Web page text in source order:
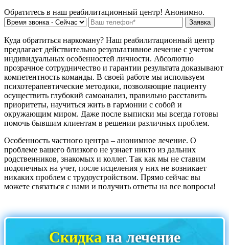
Обратитесь в наш реабилитационный центр! Анонимно.
Куда обратиться наркоману? Наш реабилитационный центр
предлагает действительно результативное лечение с учетом
индивидуальных особенностей личности. Абсолютно
прозрачное сотрудничество и гарантии результата доказывают
компетентность команды. В своей работе мы используем
психотерапевтические методики, позволяющие пациенту
осуществить глубокий самоанализ, правильно расставить
приоритеты, научиться жить в гармонии с собой и
окружающим миром. Даже после выписки мы всегда готовы
помочь бывшим клиентам в решении различных проблем.
Особенность частного центра – анонимное лечение. О
проблеме вашего близкого не узнает никто из дальних
родственников, знакомых и коллег. Так как мы не ставим
подопечных на учет, после исцеления у них не возникает
никаких проблем с трудоустройством. Прямо сейчас вы
можете связаться с нами и получить ответы на все вопросы!
Скидкана лечение